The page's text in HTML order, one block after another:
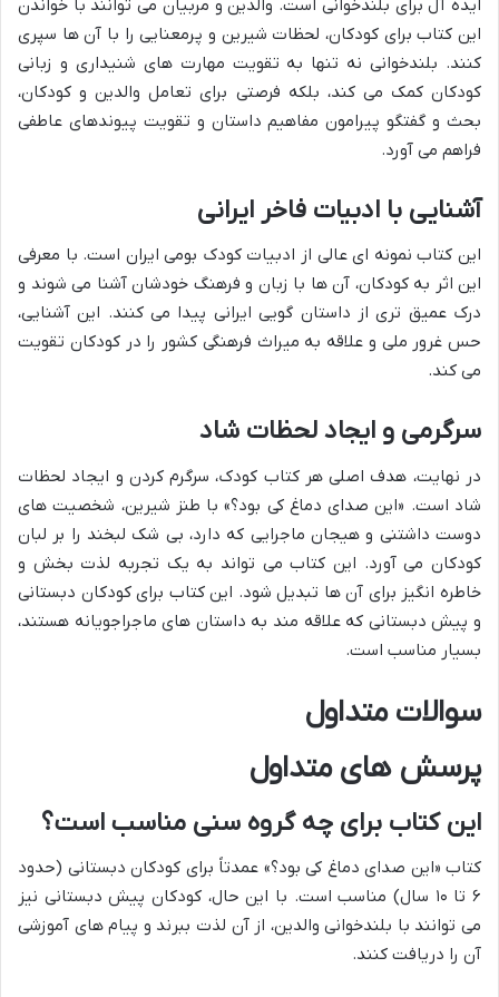
ایده آل برای بلندخوانی است. والدین و مربیان می توانند با خواندن
این کتاب برای کودکان، لحظات شیرین و پرمعنایی را با آن ها سپری
کنند. بلندخوانی نه تنها به تقویت مهارت های شنیداری و زبانی
کودکان کمک می کند، بلکه فرصتی برای تعامل والدین و کودکان،
بحث و گفتگو پیرامون مفاهیم داستان و تقویت پیوندهای عاطفی
فراهم می آورد.
آشنایی با ادبیات فاخر ایرانی
این کتاب نمونه ای عالی از ادبیات کودک بومی ایران است. با معرفی
این اثر به کودکان، آن ها با زبان و فرهنگ خودشان آشنا می شوند و
درک عمیق تری از داستان گویی ایرانی پیدا می کنند. این آشنایی،
حس غرور ملی و علاقه به میراث فرهنگی کشور را در کودکان تقویت
می کند.
سرگرمی و ایجاد لحظات شاد
در نهایت، هدف اصلی هر کتاب کودک، سرگرم کردن و ایجاد لحظات
شاد است. «این صدای دماغ کی بود؟» با طنز شیرین، شخصیت های
دوست داشتنی و هیجان ماجرایی که دارد، بی شک لبخند را بر لبان
کودکان می آورد. این کتاب می تواند به یک تجربه لذت بخش و
خاطره انگیز برای آن ها تبدیل شود. این کتاب برای کودکان دبستانی
و پیش دبستانی که علاقه مند به داستان های ماجراجویانه هستند،
بسیار مناسب است.
سوالات متداول
پرسش های متداول
این کتاب برای چه گروه سنی مناسب است؟
کتاب «این صدای دماغ کی بود؟» عمدتاً برای کودکان دبستانی (حدود
۶ تا ۱۰ سال) مناسب است. با این حال، کودکان پیش دبستانی نیز
می توانند با بلندخوانی والدین، از آن لذت ببرند و پیام های آموزشی
آن را دریافت کنند.